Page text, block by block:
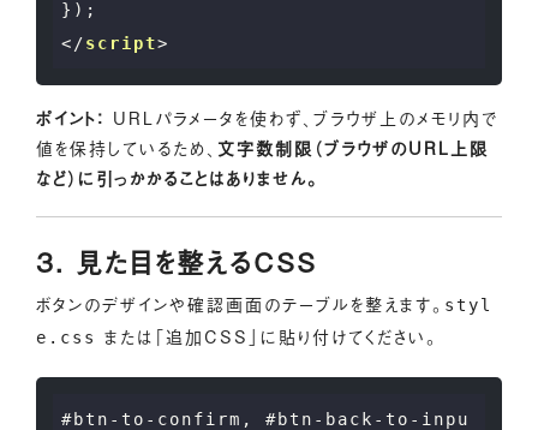
</script>
ポイント： URLパラメータを使わず、ブラウザ上のメモリ内で
値を保持しているため、 文字数制限（ブラウザのURL上限
など）に引っかかることはありません。
3. 見た目を整えるCSS
ボタンのデザインや確認画面のテーブルを整えます。 styl
e.css
または「追加CSS」に貼り付けてください。
#btn-to-confirm , #btn-back-to-inpu